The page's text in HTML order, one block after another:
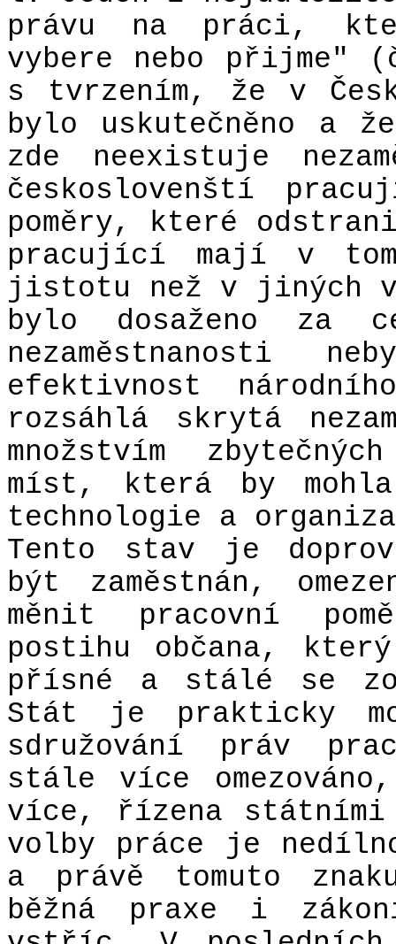
právu na práci,
vybere nebo přijme"
s tvrzením, že v
bylo uskutečněno a
zde neexistuje
českoslovenští
poměry, které
pracující mají v
jistotu než v jiných
bylo dosaženo za
nezaměstnanosti
efektivnost
rozsáhlá skrytá
množstvím
míst, která by
technologie a
Tento stav je
být zaměstnán,
měnit pracovní
postihu občana,
přísné a stálé se
Stát je prakticky
sdružování práv
stále více
více, řízena státními
volby práce je
a právě tomuto
běžná praxe i